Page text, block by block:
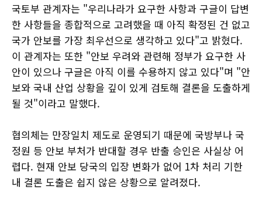
국토부 관계자는 "우리나라가 요구한 사항과 구글이 답변
한 사항들을 종합적으로 고려했을 때 아직 확정된 건 없고
국가 안보를 가장 최우선으로 생각하고 있다"고 밝혔다.
이 관계자는 또한 "안보 우려와 관련해 정부가 요구한 사
안이 있으나 구글은 아직 이를 수용하지 않고 있다"며 "안
보와 국내 산업 상황을 깊이 있게 검토해 결론을 도출하게
될 것"이라고 말했다.
협의체는 만장일치 제도로 운영되기 때문에 국방부나 국
정원 등 안보 부처가 반대할 경우 반출 승인은 사실상 어
렵다. 현재 안보 당국의 입장 변화가 없어 1차 처리 기한
내 결론 도출은 쉽지 않은 상황으로 알려졌다.